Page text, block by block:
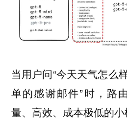
当用户问“今天天气怎么
单的感谢邮件”时，路
量、高效、成本极低的小